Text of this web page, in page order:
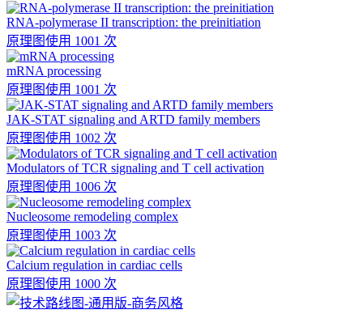
RNA-polymerase II transcription: the preinitiation
原理图使用 1001 次
mRNA processing
原理图使用 1001 次
JAK-STAT signaling and ARTD family members
原理图使用 1002 次
Modulators of TCR signaling and T cell activation
原理图使用 1006 次
Nucleosome remodeling complex
原理图使用 1003 次
Calcium regulation in cardiac cells
原理图使用 1000 次